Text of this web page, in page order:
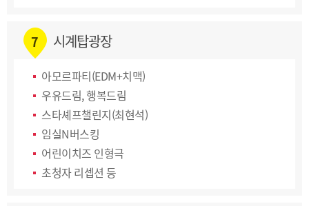
7 시계탑광장
아모르파티(EDM+치맥)
우유드림, 행복드림
스타셰프챌린지(최현석)
임실N버스킹
어린이치즈 인형극
초청자 리셉션 등